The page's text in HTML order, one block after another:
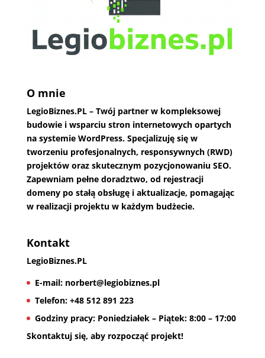
O mnie
LegioBiznes.PL– Twój partner w kompleksowej
budowie i wsparciu stron internetowych opartych
na systemie WordPress. Specjalizuję się w
tworzeniu profesjonalnych, responsywnych (RWD)
projektów oraz skutecznym pozycjonowaniu SEO.
Zapewniam pełne doradztwo, od rejestracji
domeny po stałą obsługę i aktualizacje, pomagając
w realizacji projektu w każdym budżecie.
Kontakt
LegioBiznes.PL
E-mail:norbert@legiobiznes.pl
Telefon:+48 512 891 223
Godziny pracy:Poniedziałek – Piątek: 8:00 – 17:00
Skontaktuj się, aby rozpocząć projekt!